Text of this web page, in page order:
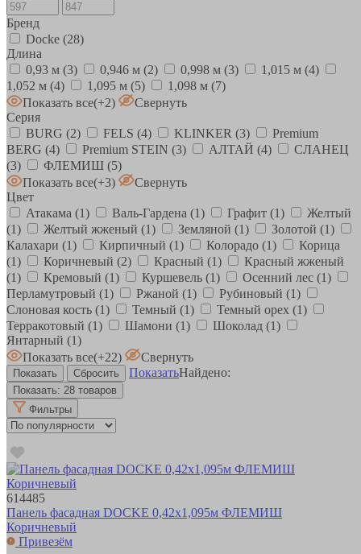
Бренд
Docke (28)
Длина
0,93 м (3) 0,946 м (2) 0,998 м (3) 1,015 м (4)
1,052 м (4) 1,095 м (5) 1,098 м (7)
Показать все(+2)
Свернуть
Серия
BURG (2) FELS (4) KLINKER (3)
Premium
BERG (4) Premium STEIN (3) АЛТАЙ (4)
СЛАНЕЦ
(3)
ФЛЕМИШ (5)
Показать все(+3)
Свернуть
Цвет
Атакама (1) Валь-Гардена (1) Графит (1)
Желтый
(1)
Желтый жженый (1) Земляной (1) Золотой (1)
Калахари (1) Кирпичный (1) Колорадо (1)
Корица
(1)
Коричневый (2) Красный (1)
Красный жженый
(1)
Кремовый (1) Куршевель (1) Осенний лес (1)
Перламутровый (1) Ржаной (1) Рубиновый (1)
Слоновая кость (1) Темный (1) Темный орех (1)
Терракотовый (1) Шамони (1) Шоколад (1)
Янтарный (1)
Показать все(+22)
Свернуть
ПоказатьНайдено:
Показать: 28 товаров
Фильтры
614485
Панель фасадная DOCKE 0,42х1,095м ФЛЕМИШ
Коричневый
Привезём